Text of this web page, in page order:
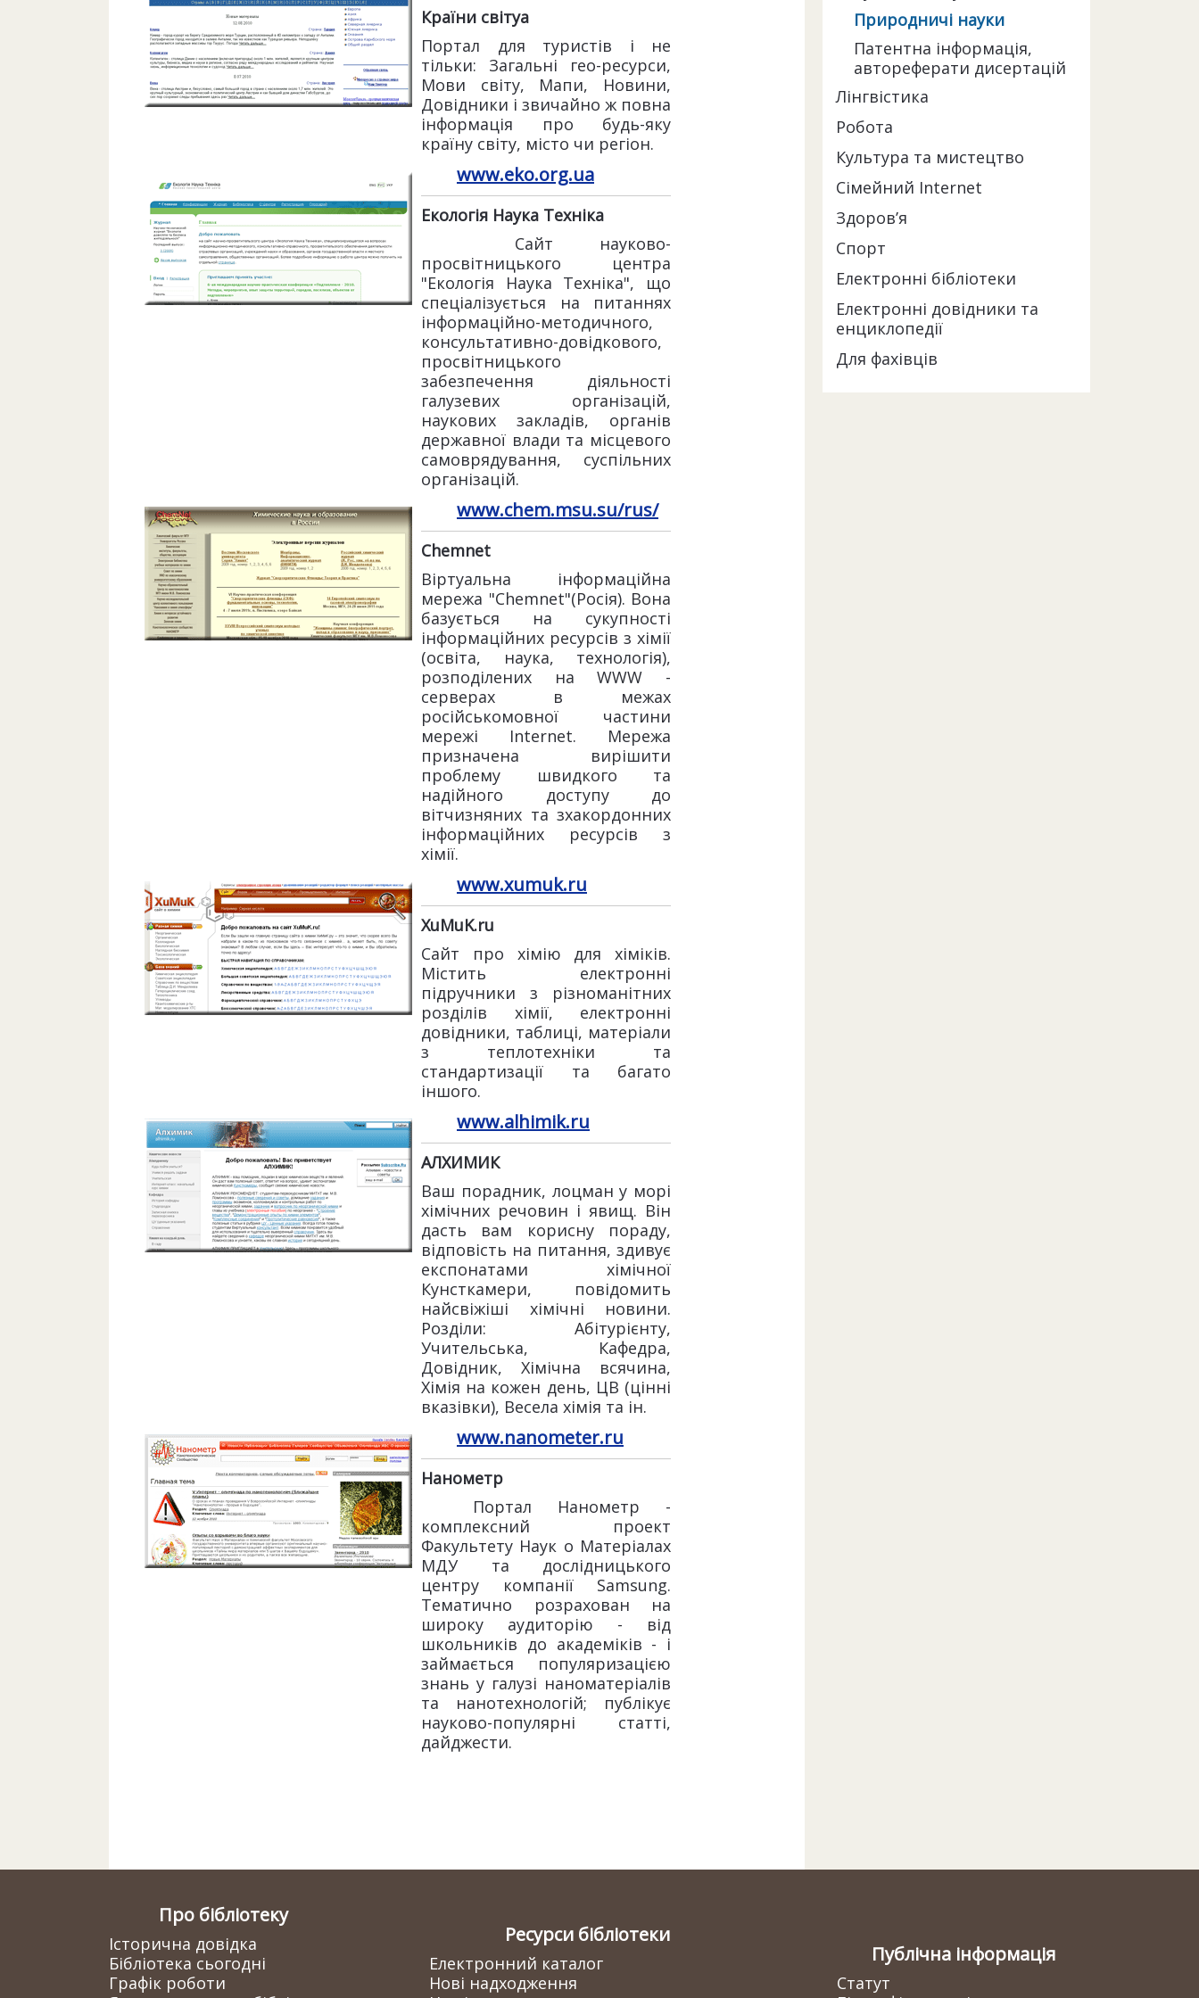
Країни світуа
Портал для туристів і не
тільки: Загальні гео-ресурси,
Мови світу, Мапи, Новини,
Довідники і звичайно ж повна
інформація про будь-яку
країну світу, місто чи регіон.
www.eko.org.ua
Екологія Наука Техніка
Сайт науково-
просвітницького центра
"Екологія Наука Техніка", що
спеціалізується на питаннях
інформаційно-методичного,
консультативно-довідкового,
просвітницького
забезпечення діяльності
галузевих організацій,
наукових закладів, органів
державної влади та місцевого
самоврядування, суспільних
організацій.
www.chem.msu.su/rus/
Chemnet
Віртуальна інформаційна
мережа "Chemnet"(Росія). Вона
базується на сукупності
інформаційних ресурсів з хімії
(освіта, наука, технологія),
розподілених на WWW -
серверах в межах
російськомовної частини
мережі Internet. Мережа
призначена вирішити
проблему швидкого та
надійного доступу до
вітчизняних та зхакордонних
інформаційних ресурсів з
хімії.
www.xumuk.ru
XuMuK.ru
Сайт про хімію для хіміків.
Містить електронні
підручники з різноманітних
розділів хімії, електронні
довідники, таблиці, матеріали
з теплотехніки та
стандартизації та багато
іншого.
www.alhimik.ru
АЛХИМИК
Ваш порадник, лоцман у морі
хімічних речовин і явищ. Він
дасть вам корисну пораду,
відповість на питання, здивує
експонатами хімічної
Кунсткамери, повідомить
найсвіжіші хімічні новини.
Розділи: Абітурієнту,
Учительська, Кафедра,
Довідник, Хімічна всячина,
Хімія на кожен день, ЦВ (цінні
вказівки), Весела хімія та ін.
www.nanometer.ru
Нанометр
Портал Нанометр -
комплексний проект
Факультету Наук о Матеріалах
МДУ та дослідницького
центру компанії Samsung.
Тематично розрахован на
широку аудиторію - від
школьників до академіків - і
займається популяризацією
знань у галузі наноматеріалів
та нанотехнологій; публікує
науково-популярні статті,
дайджести.
Природничі науки
Патентна інформація,
автореферати дисертацій
Лінгвістика
Робота
Культура та мистецтво
Сімейний Internet
Здоров’я
Спорт
Електронні бібліотеки
Електронні довідники та
енциклопедії
Для фахівців
Про бібліотеку
Історична довідка
Бібліотека сьогодні
Графік роботи
Ресурси бібліотеки
Електронний каталог
Нові надходження
Публічна інформація
Статут